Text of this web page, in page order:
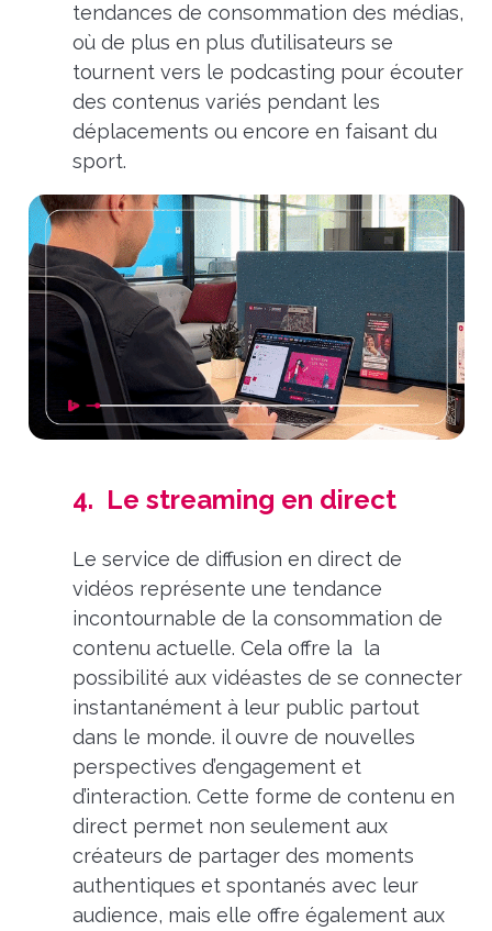
tendances de consommation des médias,
où de plus en plus d’utilisateurs se
tournent vers le podcasting pour écouter
des contenus variés pendant les
déplacements ou encore en faisant du
sport.
4. Le streaming en direct
Le service de diffusion en direct de
vidéos représente une tendance
incontournable de la consommation de
contenu actuelle. Cela offre la la
possibilité aux vidéastes de se connecter
instantanément à leur public partout
dans le monde. il ouvre de nouvelles
perspectives d’engagement et
d’interaction. Cette forme de contenu en
direct permet non seulement aux
créateurs de partager des moments
authentiques et spontanés avec leur
audience, mais elle offre également aux